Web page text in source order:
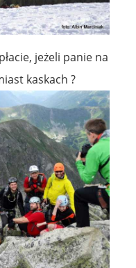
jeżeli panie na
kaskach ?